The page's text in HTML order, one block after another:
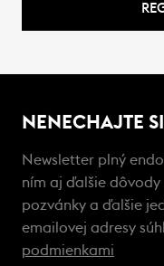
NENECHAJTE
Newsletter plný
ním aj ďalšie dôvody
pozvánky a ďalšie
emailovej adresy
podmienkami